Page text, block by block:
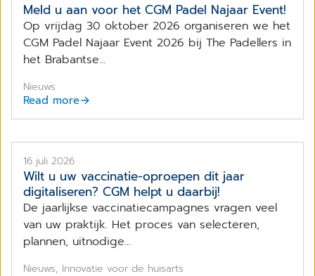
Meld u aan voor het CGM Padel Najaar Event!
Op vrijdag 30 oktober 2026 organiseren we het
CGM Padel Najaar Event 2026 bij The Padellers in
het Brabantse...
Nieuws
Read more
16 juli 2026
Wilt u uw vaccinatie-oproepen dit jaar
digitaliseren? CGM helpt u daarbij!
De jaarlijkse vaccinatiecampagnes vragen veel
van uw praktijk. Het proces van selecteren,
plannen, uitnodige...
Nieuws, Innovatie voor de huisarts